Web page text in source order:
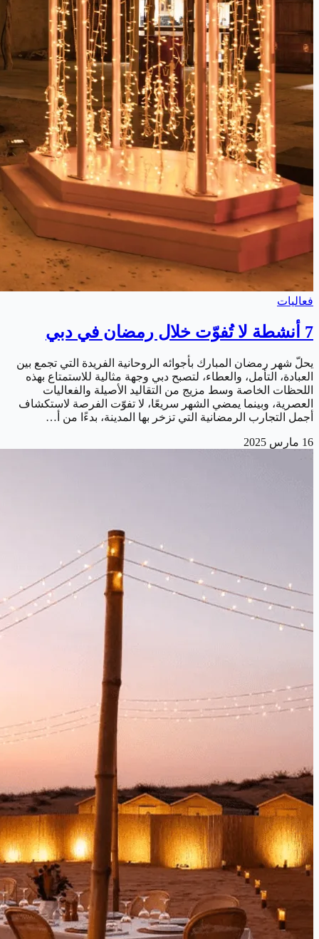
فعاليات
7 أنشطة لا تُفوّت خلال رمضان في دبي
يحلّ شهر رمضان المبارك بأجوائه الروحانية الفريدة التي تجمع بين
العبادة، التأمل، والعطاء، لتصبح دبي وجهة مثالية للاستمتاع بهذه
اللحظات الخاصة وسط مزيج من التقاليد الأصيلة والفعاليات
العصرية، وبينما يمضي الشهر سريعًا، لا تفوّت الفرصة لاستكشاف
أجمل التجارب الرمضانية التي تزخر بها المدينة، بدءًا من أ…
16 مارس 2025